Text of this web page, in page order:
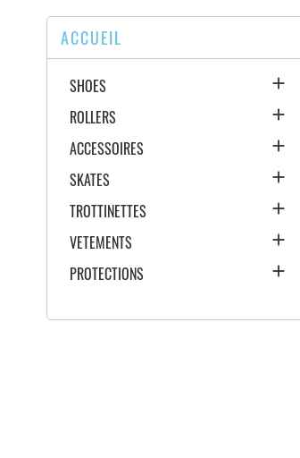
ACCUEIL
SHOES 
ROLLERS 
ACCESSOIRES 
SKATES 
TROTTINETTES 
VETEMENTS 
PROTECTIONS 